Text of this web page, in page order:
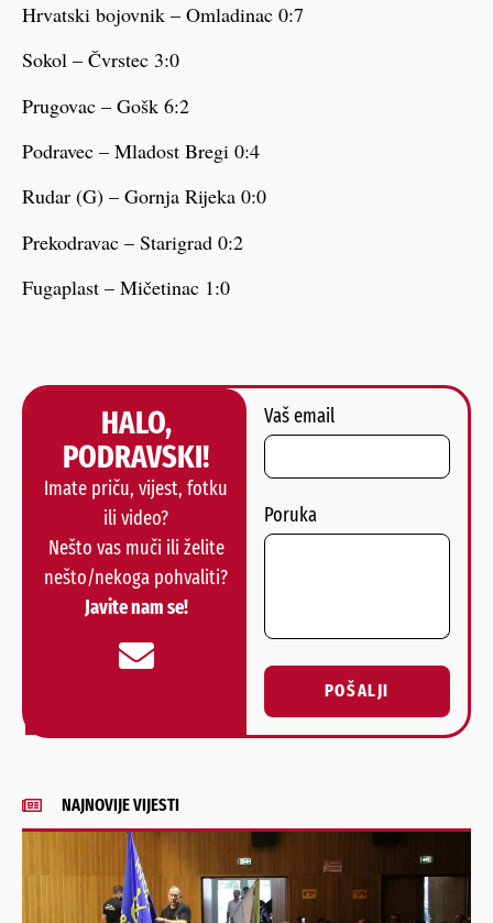
Hrvatski bojovnik – Omladinac 0:7
Sokol – Čvrstec 3:0
Prugovac – Gošk 6:2
Podravec – Mladost Bregi 0:4
Rudar (G) – Gornja Rijeka 0:0
Prekodravac – Starigrad 0:2
Fugaplast – Mičetinac 1:0
HALO,
PODRAVSKI!
Imate priču, vijest, fotku
ili video?
Nešto vas muči ili želite
nešto/nekoga pohvaliti?
Javite nam se!
Vaš email
Poruka
POŠALJI
Alternative:
NAJNOVIJE VIJESTI